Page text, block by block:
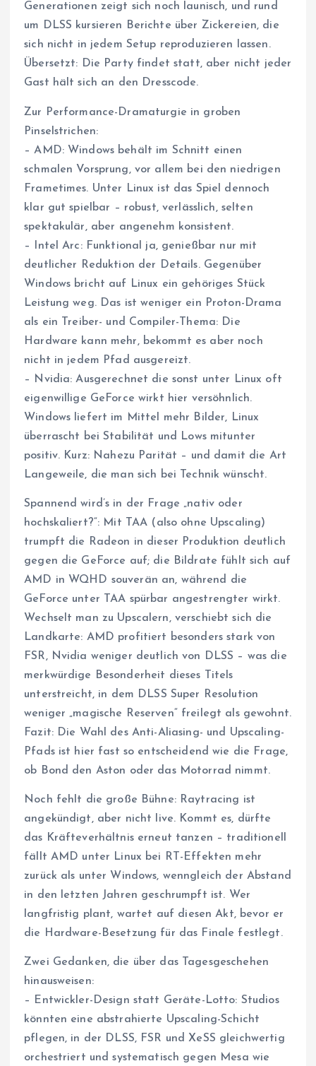
Generationen zeigt sich noch launisch, und rund
um DLSS kursieren Berichte über Zickereien, die
sich nicht in jedem Setup reproduzieren lassen.
Übersetzt: Die Party findet statt, aber nicht jeder
Gast hält sich an den Dresscode.
Zur Performance-Dramaturgie in groben
Pinselstrichen:
– AMD: Windows behält im Schnitt einen
schmalen Vorsprung, vor allem bei den niedrigen
Frametimes. Unter Linux ist das Spiel dennoch
klar gut spielbar – robust, verlässlich, selten
spektakulär, aber angenehm konsistent.
– Intel Arc: Funktional ja, genießbar nur mit
deutlicher Reduktion der Details. Gegenüber
Windows bricht auf Linux ein gehöriges Stück
Leistung weg. Das ist weniger ein Proton-Drama
als ein Treiber- und Compiler-Thema: Die
Hardware kann mehr, bekommt es aber noch
nicht in jedem Pfad ausgereizt.
– Nvidia: Ausgerechnet die sonst unter Linux oft
eigenwillige GeForce wirkt hier versöhnlich.
Windows liefert im Mittel mehr Bilder, Linux
überrascht bei Stabilität und Lows mitunter
positiv. Kurz: Nahezu Parität – und damit die Art
Langeweile, die man sich bei Technik wünscht.
Spannend wird’s in der Frage „nativ oder
hochskaliert?“: Mit TAA (also ohne Upscaling)
trumpft die Radeon in dieser Produktion deutlich
gegen die GeForce auf; die Bildrate fühlt sich auf
AMD in WQHD souverän an, während die
GeForce unter TAA spürbar angestrengter wirkt.
Wechselt man zu Upscalern, verschiebt sich die
Landkarte: AMD profitiert besonders stark von
FSR, Nvidia weniger deutlich von DLSS – was die
merkwürdige Besonderheit dieses Titels
unterstreicht, in dem DLSS Super Resolution
weniger „magische Reserven“ freilegt als gewohnt.
Fazit: Die Wahl des Anti-Aliasing- und Upscaling-
Pfads ist hier fast so entscheidend wie die Frage,
ob Bond den Aston oder das Motorrad nimmt.
Noch fehlt die große Bühne: Raytracing ist
angekündigt, aber nicht live. Kommt es, dürfte
das Kräfteverhältnis erneut tanzen – traditionell
fällt AMD unter Linux bei RT-Effekten mehr
zurück als unter Windows, wenngleich der Abstand
in den letzten Jahren geschrumpft ist. Wer
langfristig plant, wartet auf diesen Akt, bevor er
die Hardware-Besetzung für das Finale festlegt.
Zwei Gedanken, die über das Tagesgeschehen
hinausweisen:
– Entwickler-Design statt Geräte-Lotto: Studios
könnten eine abstrahierte Upscaling-Schicht
pflegen, in der DLSS, FSR und XeSS gleichwertig
orchestriert und systematisch gegen Mesa wie